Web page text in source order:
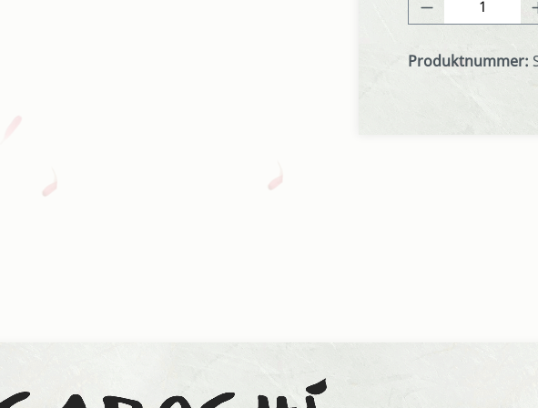
Produktnummer: